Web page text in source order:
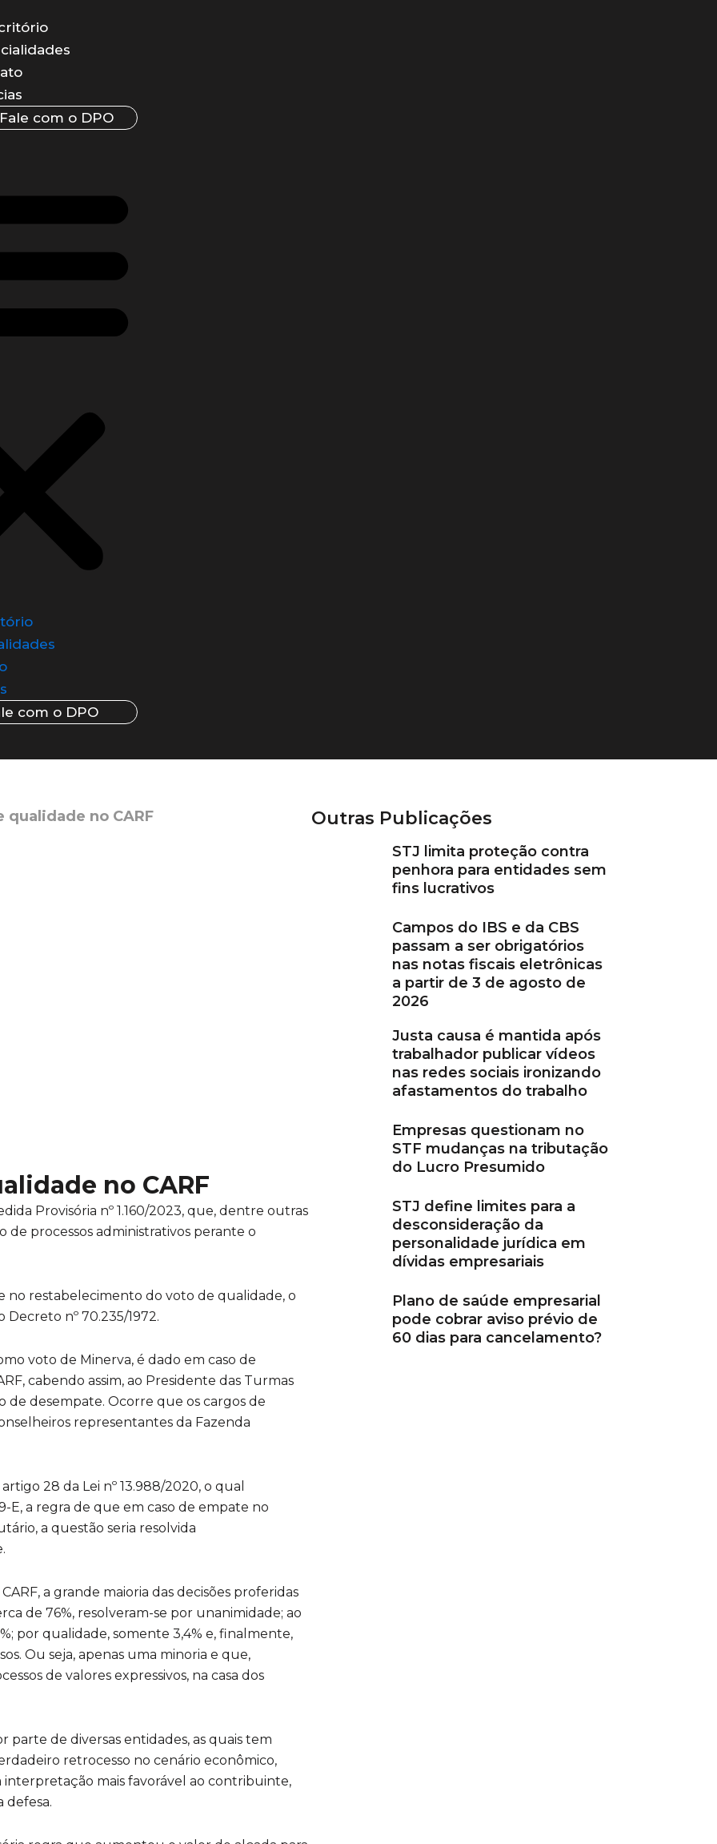
Fale com o DPO
com o DPO
no CARF
no CARF
Provisória nº 1.160/2023, que, dentre outras
processos administrativos perante o
no restabelecimento do voto de qualidade, o
nº 70.235/1972.
voto de Minerva, é dado em caso de
cabendo assim, ao Presidente das Turmas
desempate. Ocorre que os cargos de
representantes da Fazenda
28 da Lei nº 13.988/2020, o qual
E, a regra de que em caso de empate no
a questão seria resolvida
a grande maioria das decisões proferidas
de 76%, resolveram-se por unanimidade; ao
por qualidade, somente 3,4% e, finalmente,
Ou seja, apenas uma minoria e que,
de valores expressivos, na casa dos
parte de diversas entidades, as quais tem
retrocesso no cenário econômico,
mais favorável ao contribuinte,
defesa.
Outras Publicações
STJ limita proteção contra
penhora para entidades sem
fins lucrativos
Campos do IBS e da CBS
passam a ser obrigatórios
nas notas fiscais eletrônicas
a partir de 3 de agosto de
2026
Justa causa é mantida após
trabalhador publicar vídeos
nas redes sociais ironizando
afastamentos do trabalho
Empresas questionam no
STF mudanças na tributação
do Lucro Presumido
STJ define limites para a
desconsideração da
personalidade jurídica em
dívidas empresariais
Plano de saúde empresarial
pode cobrar aviso prévio de
60 dias para cancelamento?